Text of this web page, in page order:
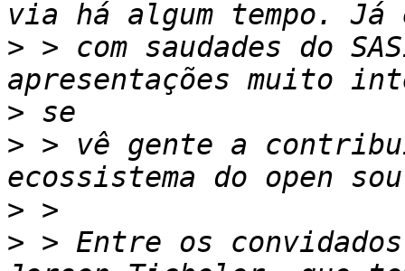
> > com saudades do
>
> > vê gente a
>
> > Entre os